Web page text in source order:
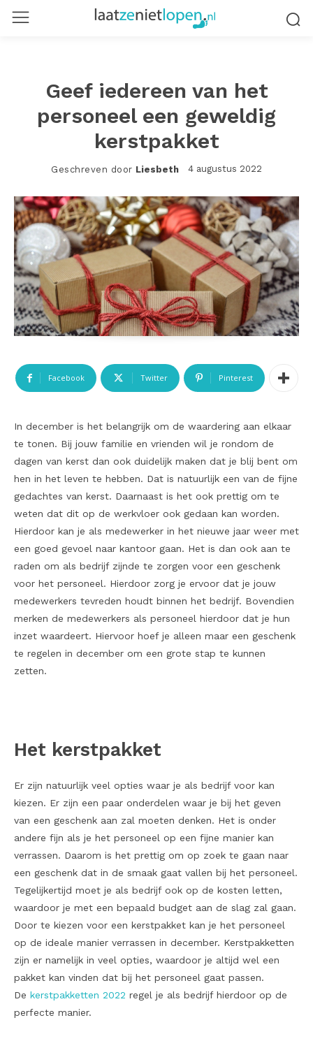
Geef iedereen van het
personeel een geweldig
kerstpakket
Geschreven door Liesbeth 4 augustus 2022
Facebook Twitter Pinterest
In december is het belangrijk om de waardering aan elkaar
te tonen. Bij jouw familie en vrienden wil je rondom de
dagen van kerst dan ook duidelijk maken dat je blij bent om
hen in het leven te hebben. Dat is natuurlijk een van de fijne
gedachtes van kerst. Daarnaast is het ook prettig om te
weten dat dit op de werkvloer ook gedaan kan worden.
Hierdoor kan je als medewerker in het nieuwe jaar weer met
een goed gevoel naar kantoor gaan. Het is dan ook aan te
raden om als bedrijf zijnde te zorgen voor een geschenk
voor het personeel. Hierdoor zorg je ervoor dat je jouw
medewerkers tevreden houdt binnen het bedrijf. Bovendien
merken de medewerkers als personeel hierdoor dat je hun
inzet waardeert. Hiervoor hoef je alleen maar een geschenk
te regelen in december om een grote stap te kunnen
zetten.
Het kerstpakket
Er zijn natuurlijk veel opties waar je als bedrijf voor kan
kiezen. Er zijn een paar onderdelen waar je bij het geven
van een geschenk aan zal moeten denken. Het is onder
andere fijn als je het personeel op een fijne manier kan
verrassen. Daarom is het prettig om op zoek te gaan naar
een geschenk dat in de smaak gaat vallen bij het personeel.
Tegelijkertijd moet je als bedrijf ook op de kosten letten,
waardoor je met een bepaald budget aan de slag zal gaan.
Door te kiezen voor een kerstpakket kan je het personeel
op de ideale manier verrassen in december. Kerstpakketten
zijn er namelijk in veel opties, waardoor je altijd wel een
pakket kan vinden dat bij het personeel gaat passen.
De kerstpakketten 2022 regel je als bedrijf hierdoor op de
perfecte manier.